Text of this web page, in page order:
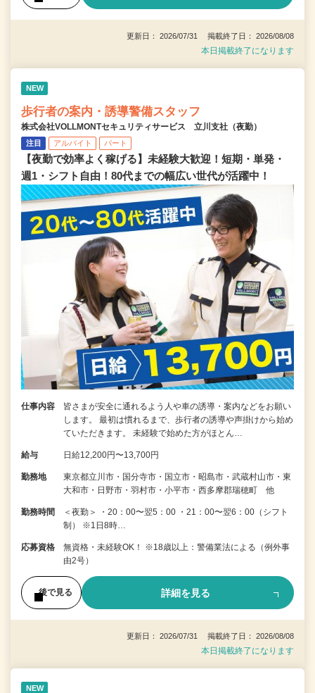
更新日： 2026/07/31 掲載終了日： 2026/08/08
本日掲載終了になります
NEW
歩行者の案内・誘導警備スタッフ
株式会社VOLLMONTセキュリティサービス 立川支社（夜勤）
注目 アルバイト パート
【夜勤で効率よく稼げる】未経験大歓迎！短期・単発・
週1・シフト自由！80代までの幅広い世代が活躍中！
仕事内容
皆さまが安全に通れるよう人や車の誘導・案内などをお願い
します。 最初は慣れるまで、歩行者の誘導や声掛けから始め
ていただきます。 未経験で始めた方がほとん…
給与 日給12,200円〜13,700円
勤務地
東京都立川市・国分寺市・国立市・昭島市・武蔵村山市・東
大和市・日野市・羽村市・小平市・西多摩郡瑞穂町 他
勤務時間
＜夜勤＞ ・20：00〜翌5：00 ・21：00〜翌6：00（シフト
制） ※1日8時…
応募資格
無資格・未経験OK！ ※18歳以上：警備業法による（例外事
由2号）
後で見る 詳細を見る
更新日： 2026/07/31 掲載終了日： 2026/08/08
本日掲載終了になります
NEW